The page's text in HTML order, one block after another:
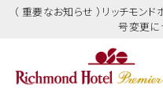
（ 重要なお知らせ ）リッチモ
号変更